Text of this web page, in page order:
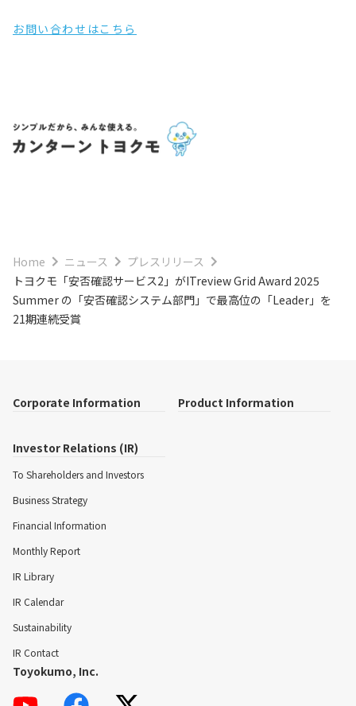
お問い合わせはこちら
Home ニュース
プレスリリース
トヨクモ「安否確認サービス2」がITreview Grid Award 2025
Summer の「安否確認システム部門」で最高位の「Leader」を
21期連続受賞
Corporate Information Product Information
Investor Relations (IR)
To Shareholders and Investors
Business Strategy
Financial Information
Monthly Report
IR Library
IR Calendar
Sustainability
IR Contact
Toyokumo, Inc.